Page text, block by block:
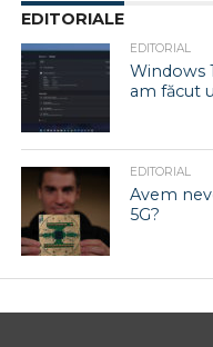
EDITORIALE
EDITORIAL
Windows
am făcut
EDITORIAL
Avem
5G?